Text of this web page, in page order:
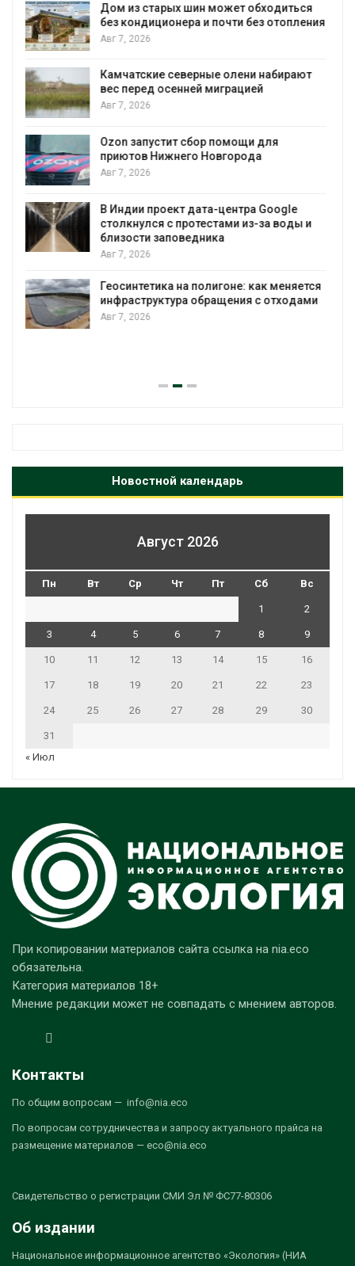
Названы ведущие экологические НКО
России по итогам 2025 года
Авг 7, 2026
Тайфун, засуха и пожары: сразу
несколько регионов столкнулись с
экстремальными природными
Авг 7, 2026
Солнечные панели над каналами
позволяют одновременно
воду
Авг 7, 2026
Дождевая вода с крыш может помочь
Авг 7, 2026
Минприроды потребовало ускорить
Новостной календарь
Август 2026
Пн Вт Ср Чт Пт Сб Вс
1 2
3 4 5 6 7 8 9
10 11 12 13 14 15 16
17 18 19 20 21 22 23
24 25 26 27 28 29 30
31
« Июл
При копировании материалов сайта ссылка на nia.eco
обязательна.
Категория материалов 18+
Мнение редакции может не совпадать с мнением авторов.
Контакты
По общим вопросам — info@nia.eco
По вопросам сотрудничества и запросу актуального прайса на
размещение материалов — eco@nia.eco
Свидетельство о регистрации СМИ Эл № ФС77-80306
Об издании
Национальное информационное агентство «Экология» (НИА